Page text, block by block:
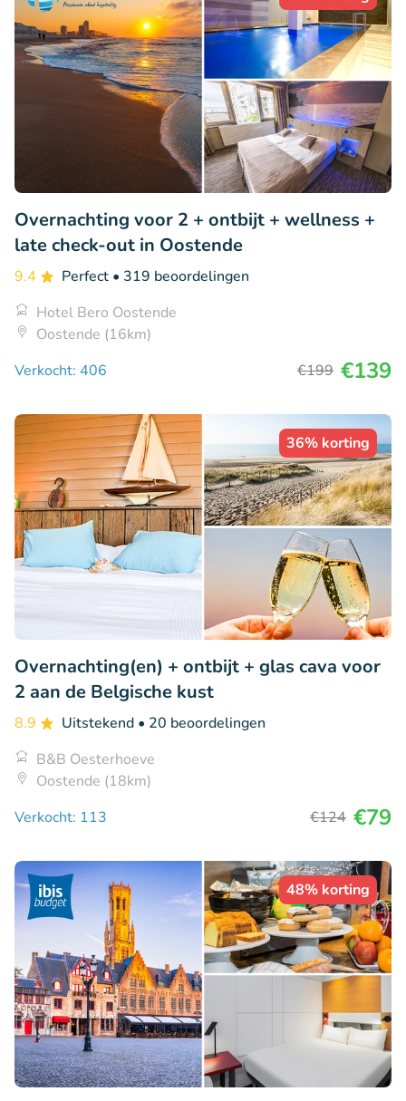
Overnachting voor 2 + ontbijt + wellness +
late check-out in Oostende
9.4 Perfect • 319 beoordelingen
Hotel Bero Oostende
Oostende (16km)
Verkocht: 406
€199 €139
36% korting
Overnachting(en) + ontbijt + glas cava voor
2 aan de Belgische kust
8.9 Uitstekend • 20 beoordelingen
B&B Oesterhoeve
Oostende (18km)
Verkocht: 113
€124 €79
48% korting